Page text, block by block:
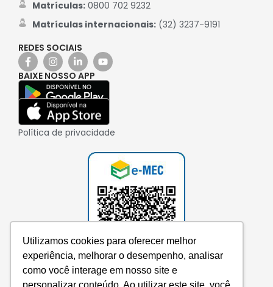
Utilizamos cookies para oferecer melhor
experiência, melhorar o desempenho, analisar
como você interage em nosso site e
Matrículas:0800 702 9232
Matrículas internacionais:(32) 3237-9191
REDES SOCIAIS
BAIXE NOSSO APP
Política de privacidade